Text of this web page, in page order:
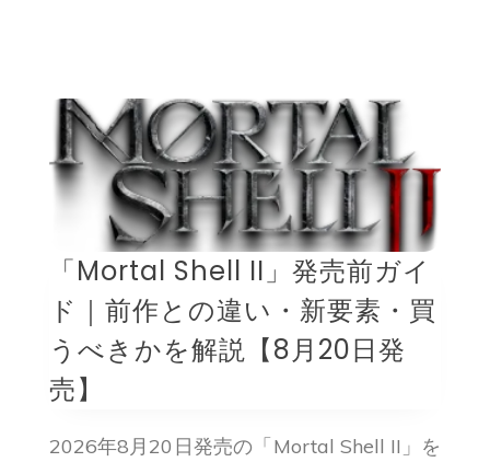
「Mortal Shell II」発売前ガイ
ド｜前作との違い・新要素・買
うべきかを解説【8月20日発
売】
2026年8月20日発売の「Mortal Shell II」を